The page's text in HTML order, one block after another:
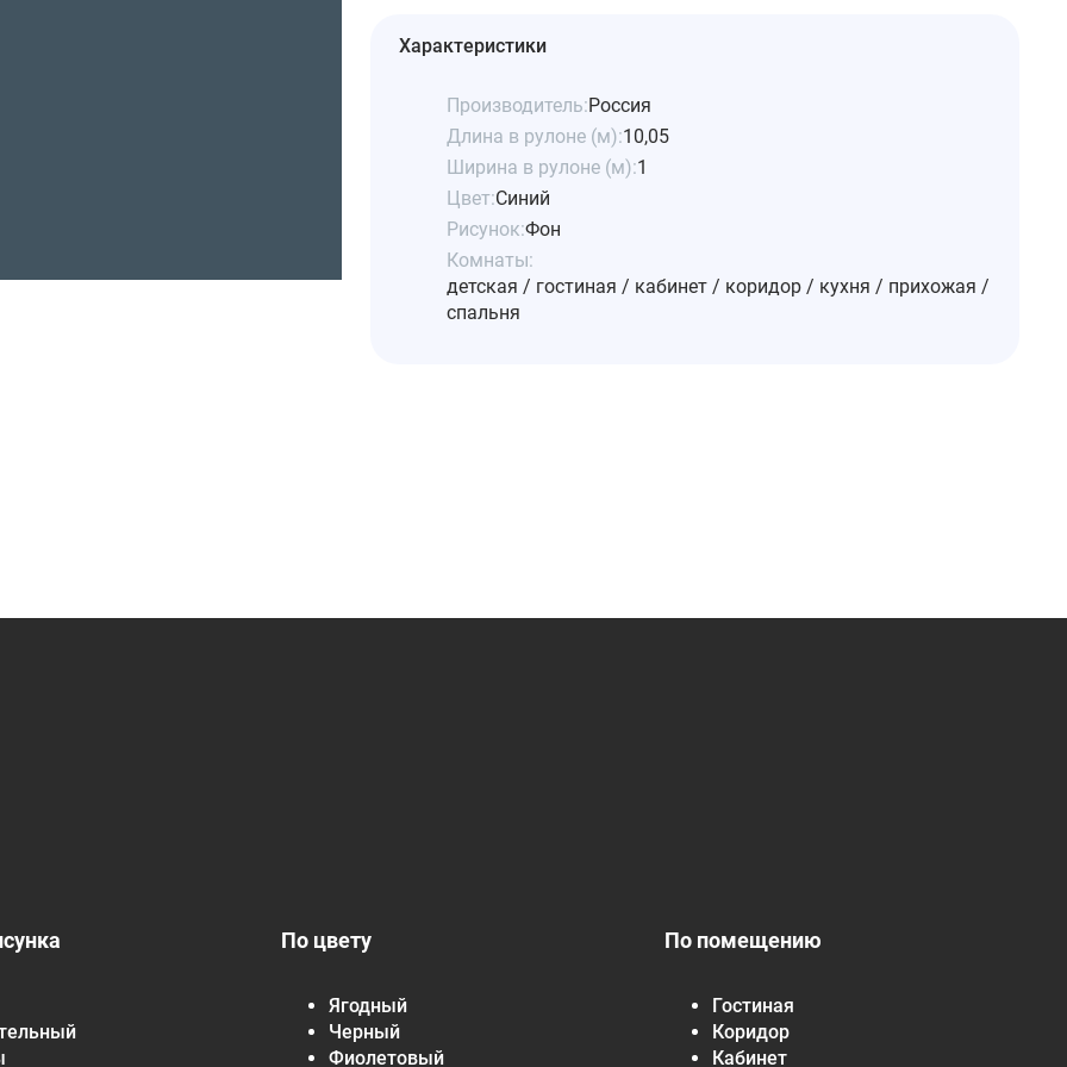
Характеристики
Производитель:Россия
Длина в рулоне (м):10,05
Ширина в рулоне (м):1
Цвет:Синий
Рисунок:Фон
Комнаты:
детская / гостиная / кабинет / коридор / кухня / прихожая /
спальня
По цвету
Ягодный
Черный
Фиолетовый
По помещению
Гостиная
Коридор
Кабинет